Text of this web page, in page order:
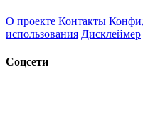
О проекте Контакты
использования Дисклеймер
Соцсети